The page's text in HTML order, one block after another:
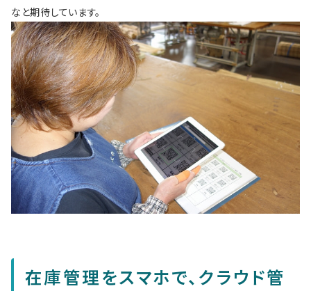
なと期待しています。
在庫管理をスマホで、クラウド管